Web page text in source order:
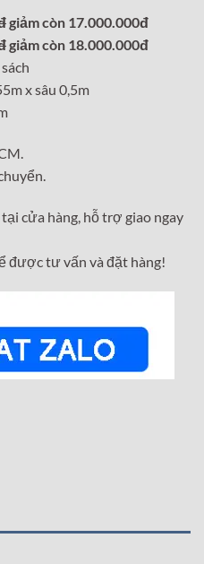
giảm còn 17.000.000đ
giảm còn 18.000.000đ
x sâu 0,5m
tại cửa hàng, hỗ trợ giao ngay
được tư vấn và đặt hàng!